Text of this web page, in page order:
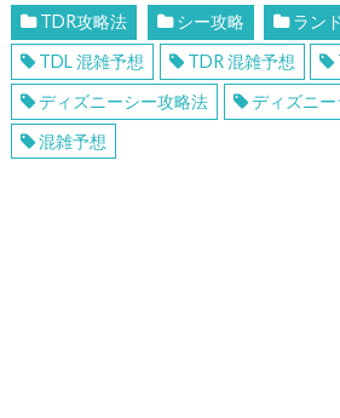
TDR攻略法 シー攻略
ラン
TDL 混雑予想
TDR 混雑予想
ディズニーシー攻略法
ディズニ
混雑予想